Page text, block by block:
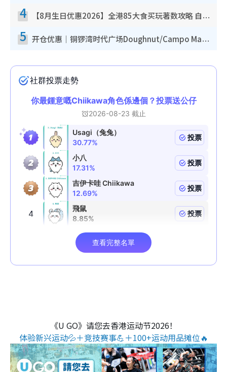
4 【8月生日优惠2026】全港85大食买玩著数攻略 自助餐/火锅放题同行免费＋诚品/DONKI送现金券
5 开仓优惠｜铜锣湾时代广场Doughnut/Campo Marzio开仓低至1折！背囊、书包、手袋劈价$200起
《U GO》请您去香港运动节2026！
体验新兴运动💦＋竞技赛事💪＋100+运动用品摊位🔥